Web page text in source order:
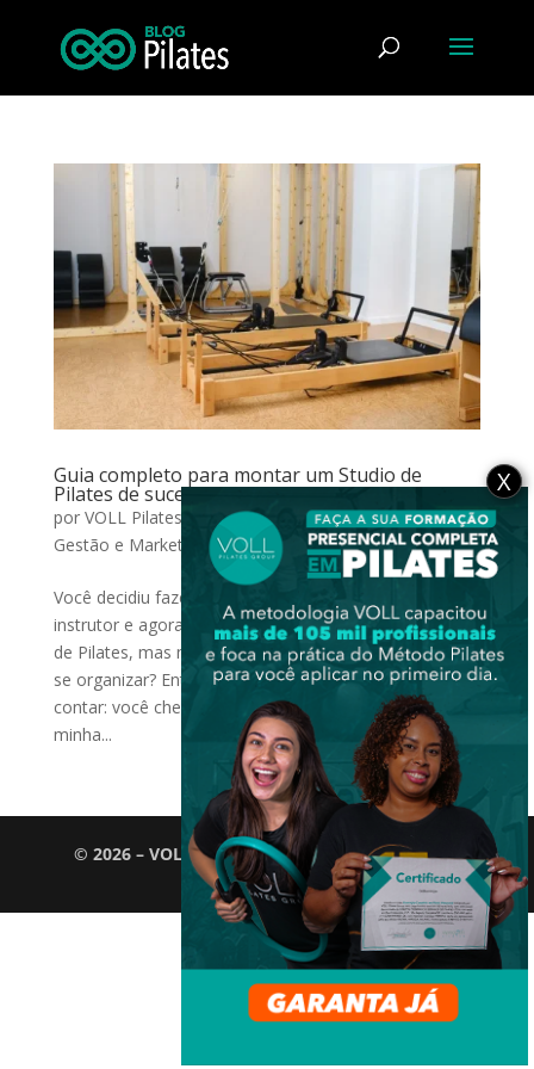
Guia completo para montar um Studio de
Pilates de sucesso!
por VOLL Pilates Group|fev 10, 2016|Carreira,
Gestão e Marketing
Você decidiu fazer um curso de Pilates, se tornou
instrutor e agora está pensando em montar um Studio
de Pilates, mas não sabe por onde começar e como
se organizar? Então, tenho uma boa notícia para lhe
contar: você chegou ao lugar certo! Vou te contar a
minha...
© 2026 – VOLL Pilates Group. Todos os direitos
reservados.
X